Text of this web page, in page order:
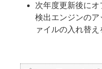
次年度更新後に
検出エンジンの
ァイルの入れ替え